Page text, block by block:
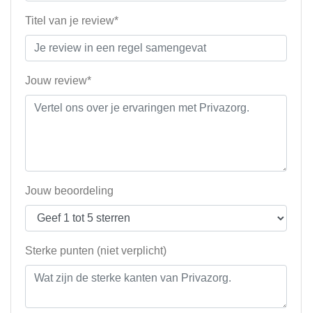
Titel van je review*
Jouw review*
Jouw beoordeling
Sterke punten (niet verplicht)